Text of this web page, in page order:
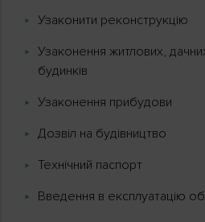
Узаконити реконструкцію
Узаконення житлових,
будинків
Узаконення прибудови
Дозвіл на будівництво
Технічний паспорт
Введення в експлуатацію